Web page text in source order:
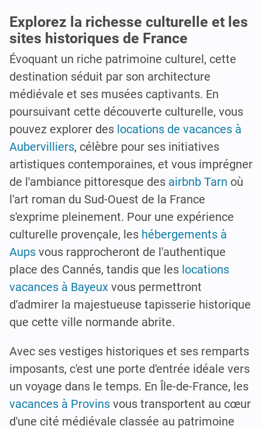
Explorez la richesse culturelle et les
sites historiques de France
Évoquant un riche patrimoine culturel, cette
destination séduit par son architecture
médiévale et ses musées captivants. En
poursuivant cette découverte culturelle, vous
pouvez explorer des locations de vacances à
Aubervilliers, célèbre pour ses initiatives
artistiques contemporaines, et vous imprégner
de l'ambiance pittoresque des airbnb Tarn où
l'art roman du Sud-Ouest de la France
s'exprime pleinement. Pour une expérience
culturelle provençale, les hébergements à
Aups vous rapprocheront de l'authentique
place des Cannés, tandis que les locations
vacances à Bayeux vous permettront
d'admirer la majestueuse tapisserie historique
que cette ville normande abrite.
Avec ses vestiges historiques et ses remparts
imposants, c'est une porte d'entrée idéale vers
un voyage dans le temps. En Île-de-France, les
vacances à Provins vous transportent au cœur
d'une cité médiévale classée au patrimoine